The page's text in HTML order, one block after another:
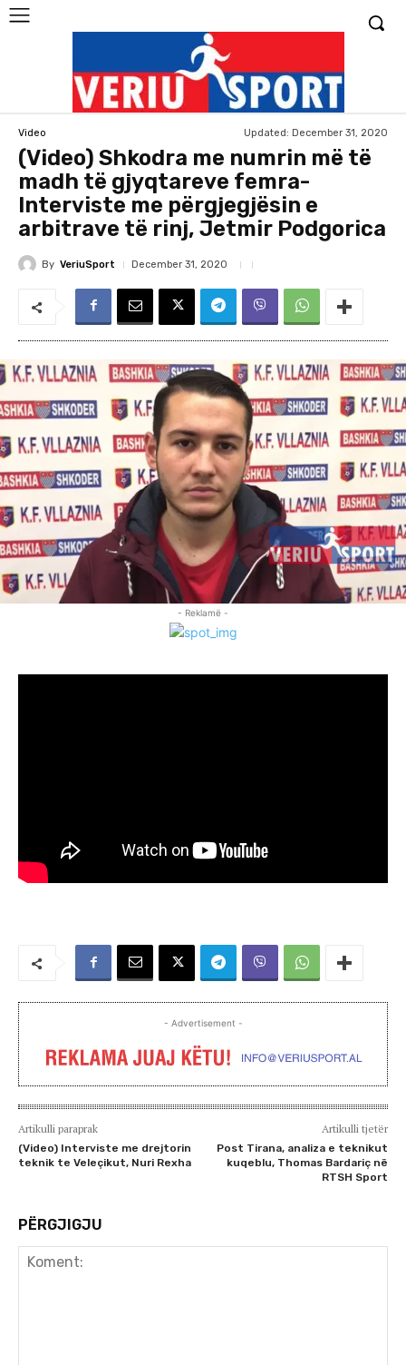
Video Updated: December 31, 2020
(Video) Shkodra me numrin më të
madh të gjyqtareve femra-
Interviste me përgjegjësin e
arbitrave të rinj, Jetmir Podgorica
By VeriuSport December 31, 2020
- Reklamë -
- Advertisement -
Artikulli paraprak
(Video) Interviste me drejtorin
teknik te Veleçikut, Nuri Rexha
Artikulli tjetër
Post Tirana, analiza e teknikut
kuqeblu, Thomas Bardariç në
RTSH Sport
PËRGJIGJU